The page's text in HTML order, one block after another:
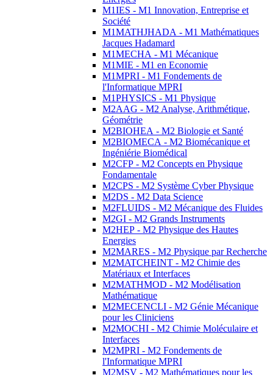
M1IES - M1 Innovation, Entreprise et
Société
M1MATHJHADA - M1 Mathématiques
Jacques Hadamard
M1MECHA - M1 Mécanique
M1MIE - M1 en Economie
M1MPRI - M1 Fondements de
l'Informatique MPRI
M1PHYSICS - M1 Physique
M2AAG - M2 Analyse, Arithmétique,
Géométrie
M2BIOHEA - M2 Biologie et Santé
M2BIOMECA - M2 Biomécanique et
Ingéniérie Biomédical
M2CFP - M2 Concepts en Physique
Fondamentale
M2CPS - M2 Système Cyber Physique
M2DS - M2 Data Science
M2FLUIDS - M2 Mécanique des Fluides
M2GI - M2 Grands Instruments
M2HEP - M2 Physique des Hautes
Energies
M2MARES - M2 Physique par Recherche
M2MATCHEINT - M2 Chimie des
Matériaux et Interfaces
M2MATHMOD - M2 Modélisation
Mathématique
M2MECENCLI - M2 Génie Mécanique
pour les Cliniciens
M2MOCHI - M2 Chimie Moléculaire et
Interfaces
M2MPRI - M2 Fondements de
l'Informatique MPRI
M2MSV - M2 Mathématiques pour les